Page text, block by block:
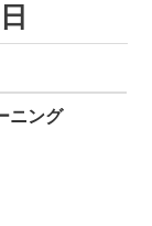
ニング